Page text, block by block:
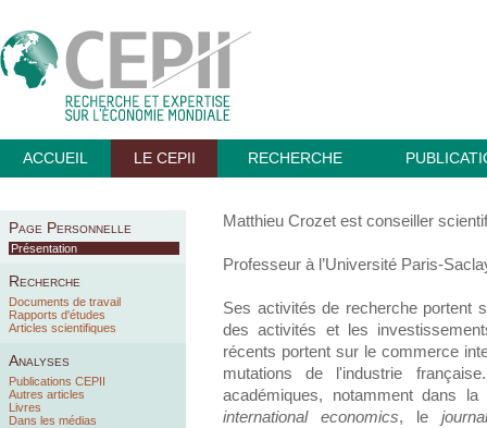
ACCUEIL LE CEPII RECHERCHE
Page Personnelle
Présentation
Recherche
Documents de travail
Rapports d'études
Articles scientifiques
Analyses
Publications CEPII
Autres articles
Livres
Dans les médias
Matthieu Crozet est conseiller
Professeur à l’Université Paris-
Ses activités de recherche portent
des activités et les
récents portent sur le commerce
mutations de l'industrie
académiques, notamment dans la
international economics, le